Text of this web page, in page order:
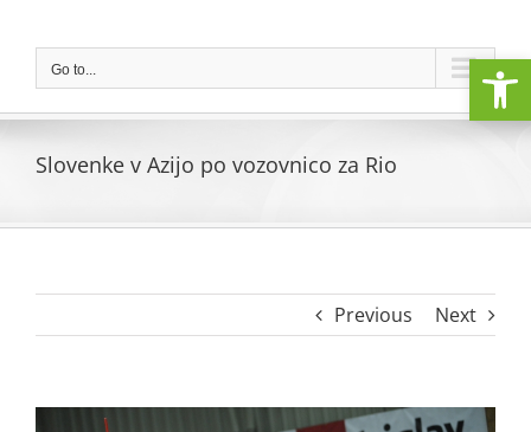
contentGo to...
Slovenke v Azijo po vozovnico za Rio
Previous Next